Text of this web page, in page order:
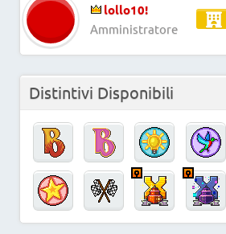
lollo10!
Amministratore
Distintivi Disponibili